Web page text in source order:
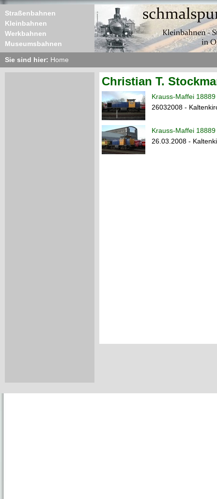
Straßenbahnen
Kleinbahnen
Werkbahnen
Museumsbahnen
Sie sind hier: Home
Christian T.
Krauss-Maffei
26032008 -
Krauss-Maffei
26.03.2008 -